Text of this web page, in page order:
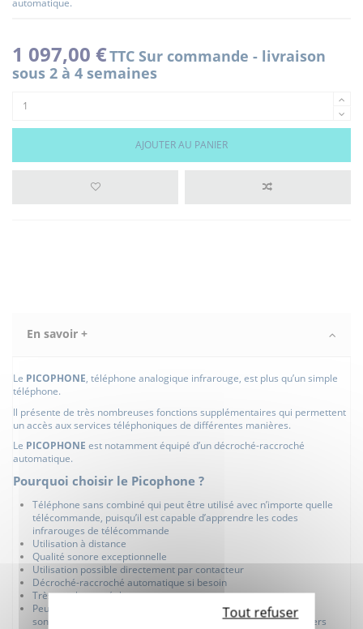
automatique.
1 097,00 €TTC Sur commande - livraison
sous 2 à 4 semaines
AJOUTER AU PANIER
En savoir +
Le PICOPHONE, téléphone analogique infrarouge, est plus qu’un simple
téléphone.
Il présente de très nombreuses fonctions supplémentaires qui permettent
un accès aux services téléphoniques de différentes manières.
Le PICOPHONE est notamment équipé d’un décroché-raccroché
automatique.
Pourquoi choisir le Picophone ?
Téléphone sans combiné qui peut être utilisé avec n’importe quelle
télécommande, puisqu’il est capable d’apprendre les codes
infrarouges de télécommande
Utilisation à distance
Qualité sonore exceptionnelle
Utilisation possible directement par contacteur
Décroché-raccroché automatique si besoin
Très nombreux réglages
Peut recevoir un microphone pour améliorer encore la qualité
sonore, particulièrement quand il est utilisé avec certains boitiers
Tout refuser